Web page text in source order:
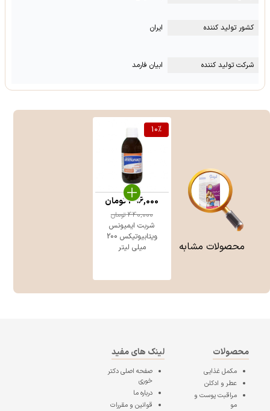
کشور تولید کننده ایران
شرکت تولید کننده ابیان فارمد
محصولات مشابه
10%
شربت ایمیونس
ویتابیوتیکس 200
میلی لیتر
440,000تومان
396,000تومان
محصولات
مکمل غذایی
عطر و ادکلن
مراقبت پوست و
مو
لینک های مفید
صفحه اصلیدکتر
خوری
درباره ما
قوانین و مقررات